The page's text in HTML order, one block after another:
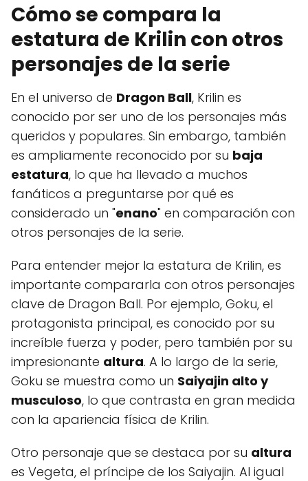
Cómo se compara la
estatura de Krilin con otros
personajes de la serie
En el universo de Dragon Ball, Krilin es
conocido por ser uno de los personajes más
queridos y populares. Sin embargo, también
es ampliamente reconocido por su baja
estatura, lo que ha llevado a muchos
fanáticos a preguntarse por qué es
considerado un "enano" en comparación con
otros personajes de la serie.
Para entender mejor la estatura de Krilin, es
importante compararla con otros personajes
clave de Dragon Ball. Por ejemplo, Goku, el
protagonista principal, es conocido por su
increíble fuerza y poder, pero también por su
impresionante altura. A lo largo de la serie,
Goku se muestra como un Saiyajin alto y
musculoso, lo que contrasta en gran medida
con la apariencia física de Krilin.
Otro personaje que se destaca por su altura
es Vegeta, el príncipe de los Saiyajin. Al igual